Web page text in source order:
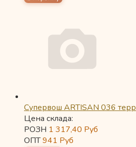
Супервош ARTISAN 036
Цена склада:
РОЗН 1 317,40 Руб
ОПТ941 Руб